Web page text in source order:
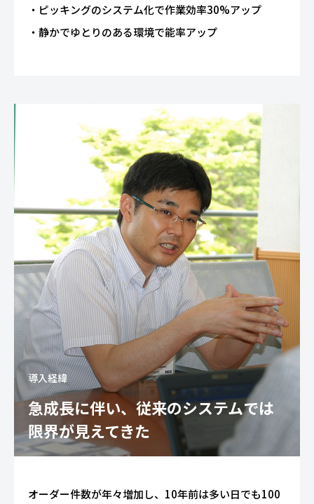
ピッキングのシステム化で作業効率30%アップ
静かでゆとりのある環境で能率アップ
導入経緯
急成長に伴い、従来のシステムでは
限界が見えてきた
オーダー件数が年々増加し、10年前は多い日でも100